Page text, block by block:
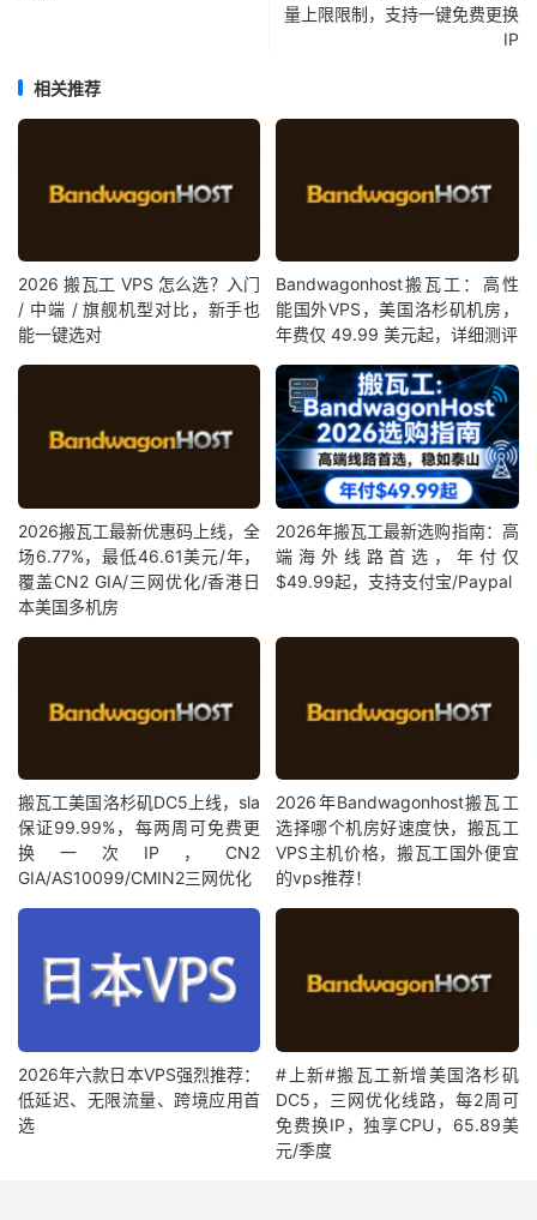
量上限限制，支持一键免费更换
IP
相关推荐
2026 搬瓦工 VPS 怎么选？入门
/ 中端 / 旗舰机型对比，新手也
能一键选对
Bandwagonhost搬瓦工：高性
能国外VPS，美国洛杉矶机房，
年费仅 49.99 美元起，详细测评
2026搬瓦工最新优惠码上线，全
场6.77%，最低46.61美元/年，
覆盖CN2 GIA/三网优化/香港日
本美国多机房
2026年搬瓦工最新选购指南：高
端海外线路首选，年付仅
$49.99起，支持支付宝/Paypal
搬瓦工美国洛杉矶DC5上线，sla
保证99.99%，每两周可免费更
换一次IP，CN2
GIA/AS10099/CMIN2三网优化
2026年Bandwagonhost搬瓦工
选择哪个机房好速度快，搬瓦工
VPS主机价格，搬瓦工国外便宜
的vps推荐！
2026年六款日本VPS强烈推荐：
低延迟、无限流量、跨境应用首
选
#上新#搬瓦工新增美国洛杉矶
DC5，三网优化线路，每2周可
免费换IP，独享CPU，65.89美
元/季度